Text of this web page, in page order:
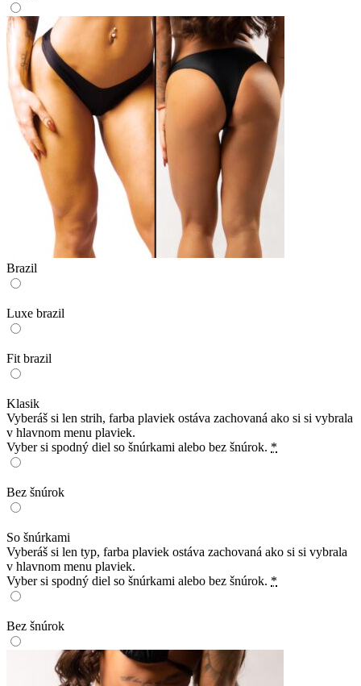
Brazil
Luxe brazil
Fit brazil
Klasik
Vyberáš si len strih, farba plaviek ostáva zachovaná ako si si vybrala
v hlavnom menu plaviek.
Vyber si spodný diel so šnúrkami alebo bez šnúrok. *
Bez šnúrok
So šnúrkami
Vyberáš si len typ, farba plaviek ostáva zachovaná ako si si vybrala
v hlavnom menu plaviek.
Vyber si spodný diel so šnúrkami alebo bez šnúrok. *
Bez šnúrok